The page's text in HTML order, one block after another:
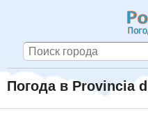
Погода в Provincia